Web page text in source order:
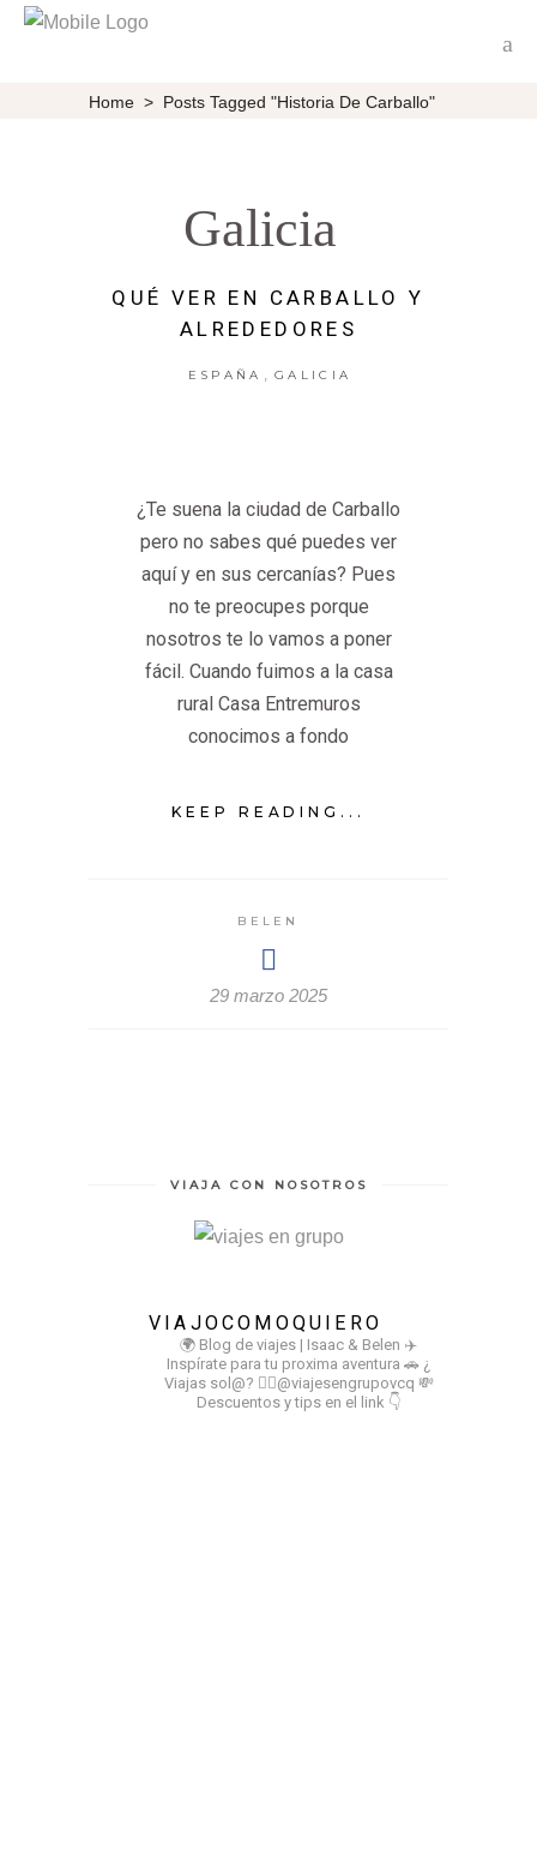
Home > Posts Tagged "Historia De Carballo"
Galicia
QUÉ VER EN CARBALLO Y
ALREDEDORES
ESPAÑA , GALICIA
¿Te suena la ciudad de Carballo
pero no sabes qué puedes ver
aquí y en sus cercanías? Pues
no te preocupes porque
nosotros te lo vamos a poner
fácil. Cuando fuimos a la casa
rural Casa Entremuros
conocimos a fondo
KEEP READING...
BELEN
29 marzo 2025
VIAJA CON NOSOTROS
VIAJOCOMOQUIERO
🌍 Blog de viajes | Isaac & Belen ✈️
Inspírate para tu proxima aventura 🚗 ¿
Viajas sol@? 👉🏻@viajesengrupovcq 💸
Descuentos y tips en el link 👇